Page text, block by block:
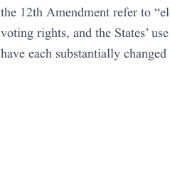
the 12th Amendment refer to
voting rights, and the States’
have each substantially changed